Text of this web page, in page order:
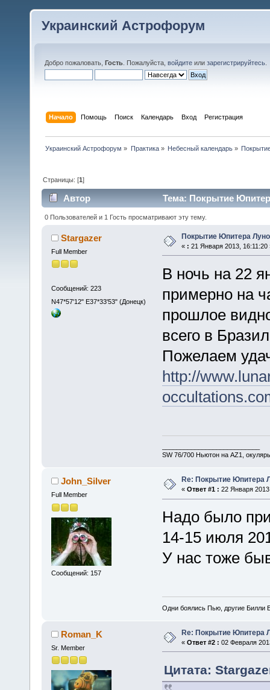
Украинский Астрофорум
Добро пожаловать, Гость . Пожалуйста, войдите или зарегистрируйтесь
Начало Помощь Поиск Календарь Вход Регистрация
Украинский Астрофорум » Практика» Небесный календарь»
Страницы: [1]
Автор Тема: Покрытие
0 Пользователей и 1 Гость просматривают эту тему.
Stargazer
Full Member
Сообщений: 223
N47*57'12" E37*33'53" (Донецк)
Покрытие Юпитера
« : 21 Января 2013, 16:11:20
В ночь на 22
примерно на
прошлое
всего в
Пожелаем
http://
SW 76/700 Ньютон на AZ1,
John_Silver
Full Member
Сообщений: 157
Re: Покрытие Юпитера
« Ответ #1 : 22 Января
Надо было
14-15 июля
У нас тоже
Одни боялись Пью, другие Билли
Roman_K
Sr. Member
Re: Покрытие Юпитера
« Ответ #2 : 02 Февраля
Цитата: